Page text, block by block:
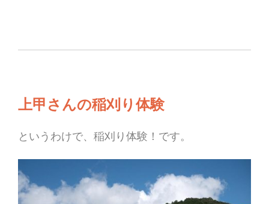
上甲さんの稲刈り体験
というわけで、稲刈り体験！です。